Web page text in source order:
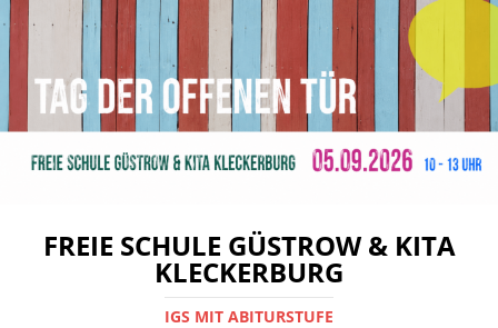
FREIE SCHULE GÜSTROW & KITA
KLECKERBURG
IGS MIT ABITURSTUFE